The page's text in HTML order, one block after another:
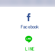
Facebook
LINE